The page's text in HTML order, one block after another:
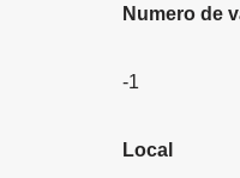
Numero de
-1
Local